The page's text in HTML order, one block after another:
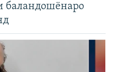
баландошёнаро